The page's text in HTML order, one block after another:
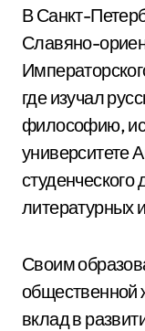
В Санкт-
Славяно-
где изучал
философию,
университете
литературных
Своим
общественной
вклад в